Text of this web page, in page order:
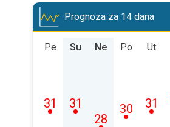
Prognoza za 14 dana
Pe
31
Su
31
Ne
28
Po
30
Ut
31